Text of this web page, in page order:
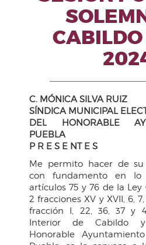
CABILDO
C. MÓNICA SILVA RUIZ
SÍNDICA MUNICIPAL
DEL HONORABLE
PUEBLA
P R E S E NT E S
Me permito hacer de
con fundamento en lo
artículos 75 y 76 de la
2 fracciones XV y XVII, 6,
fracción I, 22, 36, 37 y
Interior de Cabildo
Honorable